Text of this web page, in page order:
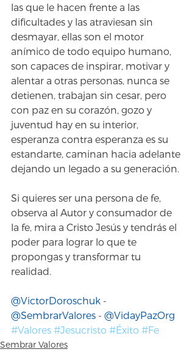
las que le hacen frente a las
dificultades y las atraviesan sin
desmayar, ellas son el motor
anímico de todo equipo humano,
son capaces de inspirar, motivar y
alentar a otras personas, nunca se
detienen, trabajan sin cesar, pero
con paz en su corazón, gozo y
juventud hay en su interior,
esperanza contra esperanza es su
estandarte, caminan hacia adelante
dejando un legado a su generación.
Si quieres ser una persona de fe,
observa al Autor y consumador de
la fe, mira a Cristo Jesús y tendrás el
poder para lograr lo que te
propongas y transformar tu
realidad.
@VictorDoroschuk -
@SembrarValores - @VidayPazOrg
#Valores #Jesucristo #Éxito #Fe
Sembrar Valores